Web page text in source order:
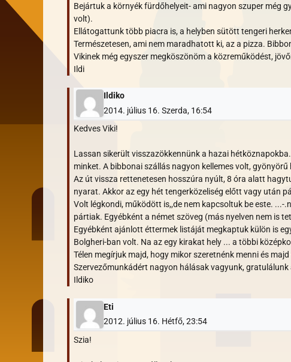
Bejártuk a környék fürdőhelyeit- ami nagyon szuper még
volt).
Ellátogattunk több piacra is, a helyben sütött tengeri
Természetesen, ami nem maradhatott ki, az a pizza.
Vikinek még egyszer megköszönöm a közreműködést,
Ildi
Ildiko
2014. július 16. Szerda, 16:54
Kedves Viki!
Lassan sikerült visszazökkennünk a hazai
minket. A bibbonai szállás nagyon kellemes volt,
Az út vissza rettenetesen hosszúra nyúlt, 8 óra alatt
nyarat. Akkor az egy hét tengerközeliség előtt vagy után
Volt légkondi, működött is,,de nem kapcsoltuk be este.
pártiak. Egyébként a német szöveg (más nyelven nem is
Egyébként ajánlott éttermek listáját megkaptuk külön is
Bolgheri-ban volt. Na az egy kirakat hely ... a többi
Télen megírjuk majd, hogy mikor szeretnénk menni és
Szervezőmunkádért nagyon hálásak vagyunk,
Ildiko
Eti
2012. július 16. Hétfő, 23:54
Szia!